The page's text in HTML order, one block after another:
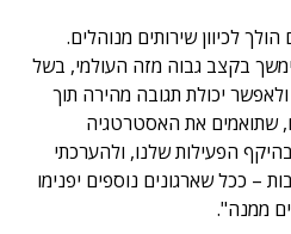
לכיוון שירותים מנוהלים.
בקצב גבוה מזה העולמי, בשל
יכולת תגובה מהירה תוך
שתואמים את האסטרטגיה
הפעילות שלנו, ולהערכתי
– ככל שארגונים נוספים יפנימו
ממנה".